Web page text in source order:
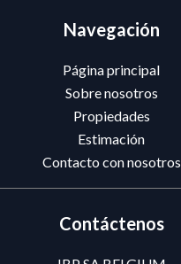
Navegación
Página principal
Sobre nosotros
Propiedades
Estimación
Contacto con nosotros
Contáctenos